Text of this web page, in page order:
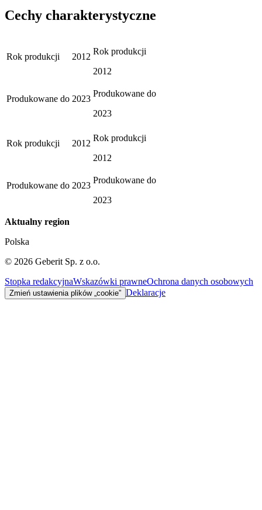
Cechy charakterystyczne
Rok produkcji 2012
Rok produkcji
2012
Produkowane do 2023
Produkowane do
2023
Rok produkcji 2012
Rok produkcji
2012
Produkowane do 2023
Produkowane do
2023
Aktualny region
Polska
© 2026 Geberit Sp. z o.o.
Stopka redakcyjnaWskazówki prawneOchrona danych osobowych
Zmień ustawienia plików „cookie” Deklaracje